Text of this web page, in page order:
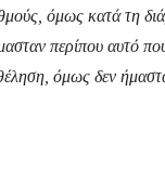
όμως κατά τη
περίπου αυτό
όμως δεν